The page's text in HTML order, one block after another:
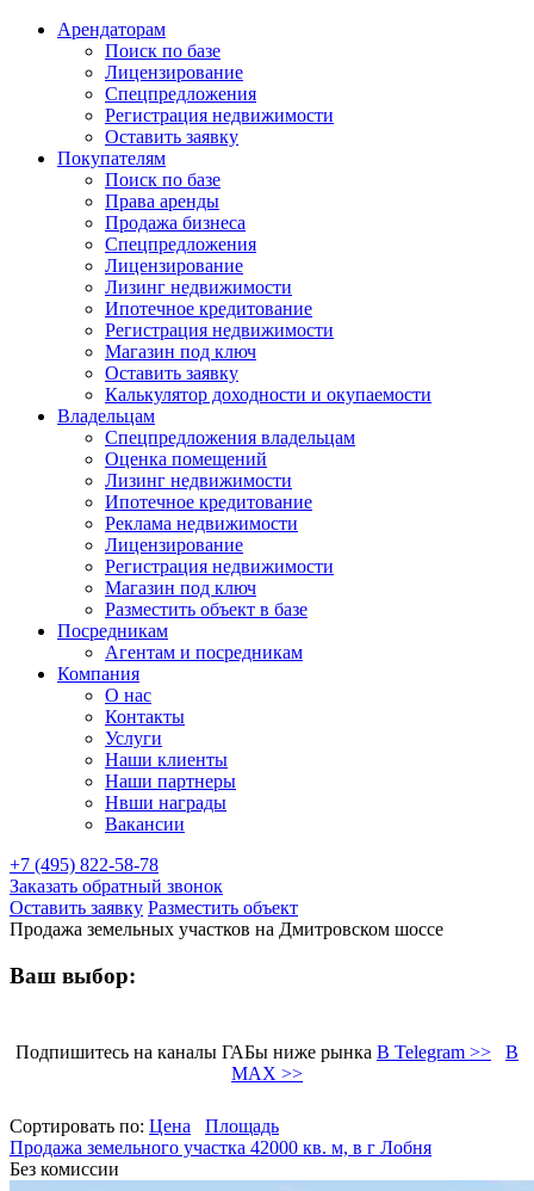
Арендаторам
Поиск по базе
Лицензирование
Спецпредложения
Регистрация недвижимости
Оставить заявку
Покупателям
Поиск по базе
Права аренды
Продажа бизнеса
Спецпредложения
Лицензирование
Лизинг недвижимости
Ипотечное кредитование
Регистрация недвижимости
Магазин под ключ
Оставить заявку
Калькулятор доходности и окупаемости
Владельцам
Спецпредложения владельцам
Оценка помещений
Лизинг недвижимости
Ипотечное кредитование
Реклама недвижимости
Лицензирование
Регистрация недвижимости
Магазин под ключ
Разместить объект в базе
Посредникам
Агентам и посредникам
Компания
О нас
Контакты
Услуги
Наши клиенты
Наши партнеры
Нвши награды
Вакансии
+7 (495) 822-58-78
Заказать обратный звонок
Оставить заявку Разместить объект
Продажа земельных участков на Дмитровском шоссе
Ваш выбор:
Подпишитесь на каналы ГАБы ниже рынка В Telegram >>
В
MAX >>
Сортировать по: Цена
Площадь
Продажа земельного участка 42000 кв. м, в г Лобня
Без комиссии